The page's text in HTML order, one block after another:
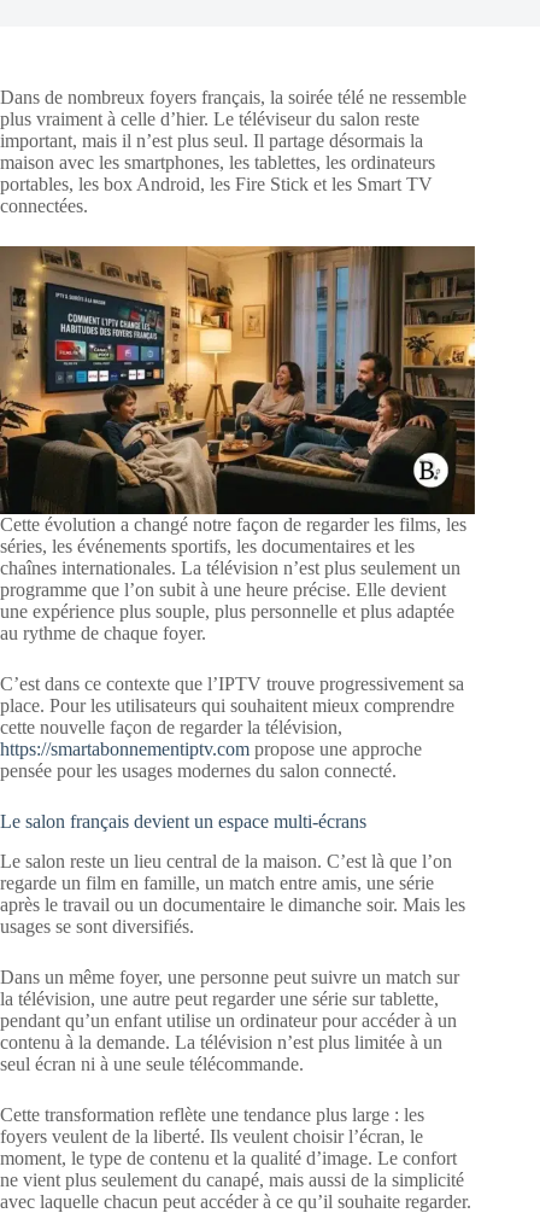
Dans de nombreux foyers français, la soirée télé ne ressemble
plus vraiment à celle d’hier. Le téléviseur du salon reste
important, mais il n’est plus seul. Il partage désormais la
maison avec les smartphones, les tablettes, les ordinateurs
portables, les box Android, les Fire Stick et les Smart TV
connectées.
Cette évolution a changé notre façon de regarder les films, les
séries, les événements sportifs, les documentaires et les
chaînes internationales. La télévision n’est plus seulement un
programme que l’on subit à une heure précise. Elle devient
une expérience plus souple, plus personnelle et plus adaptée
au rythme de chaque foyer.
C’est dans ce contexte que l’IPTV trouve progressivement sa
place. Pour les utilisateurs qui souhaitent mieux comprendre
cette nouvelle façon de regarder la télévision,
https://smartabonnementiptv.com propose une approche
pensée pour les usages modernes du salon connecté.
Le salon français devient un espace multi-écrans
Le salon reste un lieu central de la maison. C’est là que l’on
regarde un film en famille, un match entre amis, une série
après le travail ou un documentaire le dimanche soir. Mais les
usages se sont diversifiés.
Dans un même foyer, une personne peut suivre un match sur
la télévision, une autre peut regarder une série sur tablette,
pendant qu’un enfant utilise un ordinateur pour accéder à un
contenu à la demande. La télévision n’est plus limitée à un
seul écran ni à une seule télécommande.
Cette transformation reflète une tendance plus large : les
foyers veulent de la liberté. Ils veulent choisir l’écran, le
moment, le type de contenu et la qualité d’image. Le confort
ne vient plus seulement du canapé, mais aussi de la simplicité
avec laquelle chacun peut accéder à ce qu’il souhaite regarder.